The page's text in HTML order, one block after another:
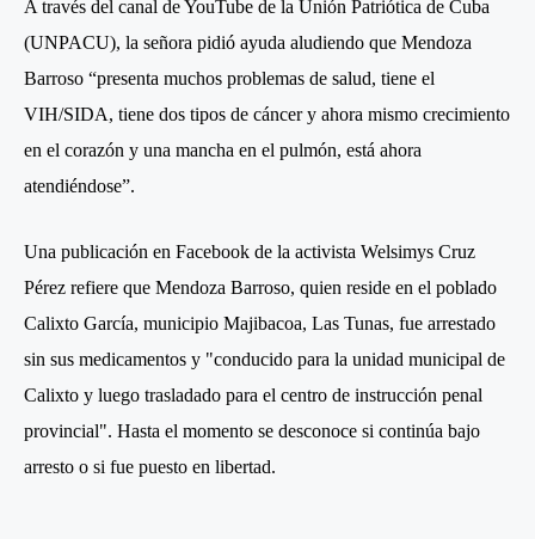
A través del canal de YouTube de la Unión Patriótica de Cuba
(UNPACU), la señora pidió ayuda aludiendo que Mendoza
Barroso “presenta muchos problemas de salud, tiene el
VIH/SIDA, tiene dos tipos de cáncer y ahora mismo crecimiento
en el corazón y una mancha en el pulmón, está ahora
atendiéndose”.
Una publicación en Facebook de la activista Welsimys Cruz
Pérez refiere que Mendoza Barroso, quien reside en el poblado
Calixto García, municipio Majibacoa, Las Tunas, fue arrestado
sin sus medicamentos y "conducido para la unidad municipal de
Calixto y luego trasladado para el centro de instrucción penal
provincial". Hasta el momento se desconoce si continúa bajo
arresto o si fue puesto en libertad.